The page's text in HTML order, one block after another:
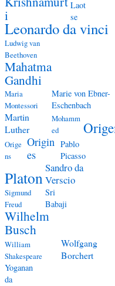
i
Laot
se
Leonardo da vinci
Ludwig van
Beethoven
Mahatma
Gandhi
Maria
Montessori
Marie von Ebner-
Eschenbach
Martin
Luther
Mohamm
ed
Orige
ns
Origin
es
Pablo
Picasso
Platon
Sandro da
Verscio
Sigmund
Freud
Sri
Babaji
Wilhelm
Busch
William
Shakespeare
Wolfgang
Borchert
Yoganan
da